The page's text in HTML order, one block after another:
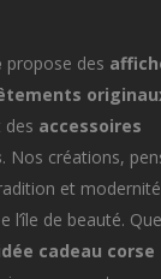
propose des
des accessoires
. Nos créations,
et
l’île de beauté.
cadeau